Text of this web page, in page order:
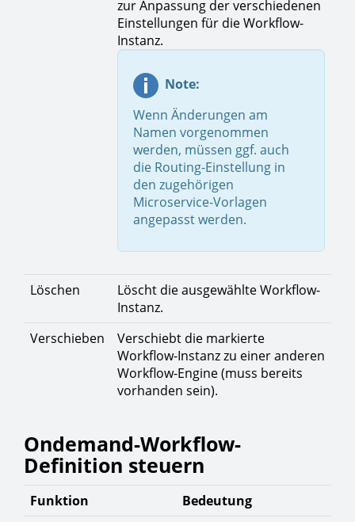
zur Anpassung der verschiedenen
Einstellungen für die Workflow-
Instanz.
Note:
Wenn Änderungen am
Namen vorgenommen
werden, müssen ggf. auch
die Routing-Einstellung in
den zugehörigen
Microservice-Vorlagen
angepasst werden.
Löschen
Löscht die ausgewählte Workflow-
Instanz.
Verschieben
Verschiebt die markierte
Workflow-Instanz zu einer anderen
Workflow-Engine (muss bereits
vorhanden sein).
Ondemand-Workflow-
Definition steuern
Funktion
Bedeutung